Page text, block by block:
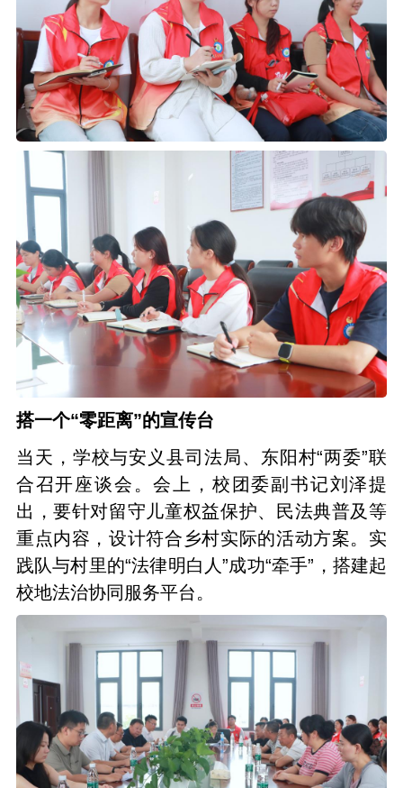
搭一个“零距离”的宣传台
当天，学校与安义县司法局、东阳村“两委”联
合召开座谈会。会上，校团委副书记刘泽提
出，要针对留守儿童权益保护、民法典普及等
重点内容，设计符合乡村实际的活动方案。实
践队与村里的“法律明白人”成功“牵手”，搭建起
校地法治协同服务平台。